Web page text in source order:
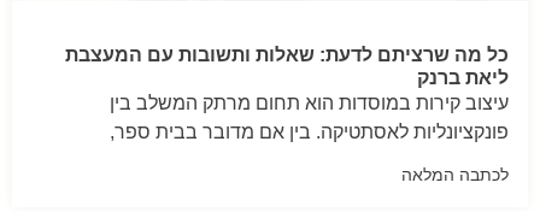
כל מה שרציתם לדעת: שאלות ותשובות עם המעצבת
ליאת ברנק
עיצוב קירות במוסדות הוא תחום מרתק המשלב בין
פונקציונליות לאסתטיקה. בין אם מדובר בבית ספר,
לכתבה המלאה